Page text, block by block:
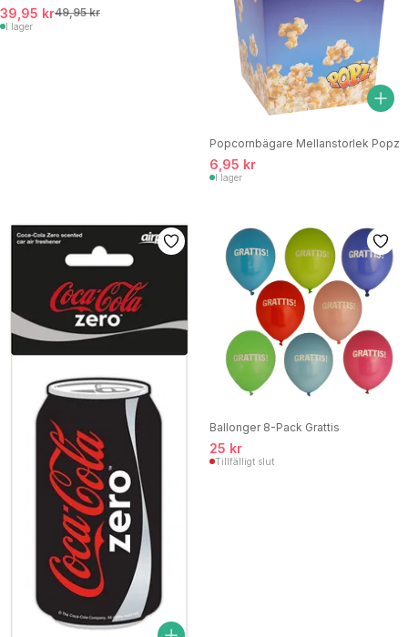
39,95 kr49,95 kr
I lager
Popcornbägare Mellanstorlek Popz
6,95 kr
I lager
Ballonger 8-Pack Grattis
25 kr
Tillfälligt slut